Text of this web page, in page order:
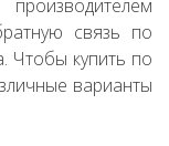
связь по
Чтобы купить по
варианты